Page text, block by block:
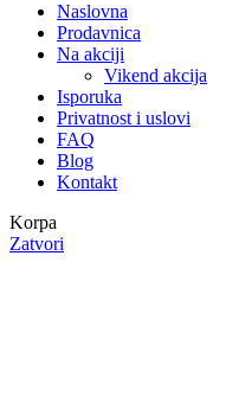
Naslovna
Prodavnica
Na akciji
Vikend akcija
Isporuka
Privatnost i uslovi
FAQ
Blog
Kontakt
Korpa
Zatvori